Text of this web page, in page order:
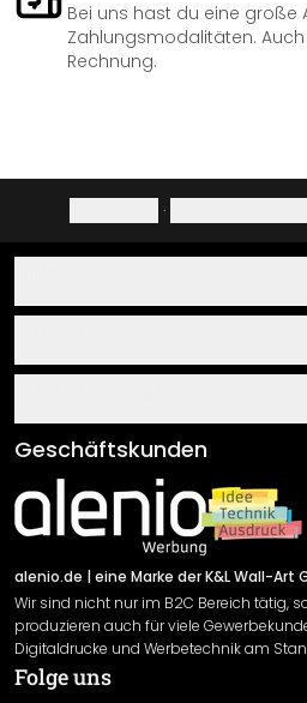
Bei uns hast du eine große
Zahlungsmodalitäten.
Rechnung.
·
Über uns
Klebe- und
Newsletter An-/Abmeldung
Sendungsverfolgung
AGB
Impressum
Versand & Zahlung
Rücksendung
Widerrufsrecht
Datenschutzerklärung
Gewährleistung
Geschäftskunden
alenio.de | eine Marke der K&L Wall-Art
Wir sind nicht nur im B2C Bereich tätig,
produzieren auch für viele
Digitaldrucke und Werbetechnik am
Folge uns